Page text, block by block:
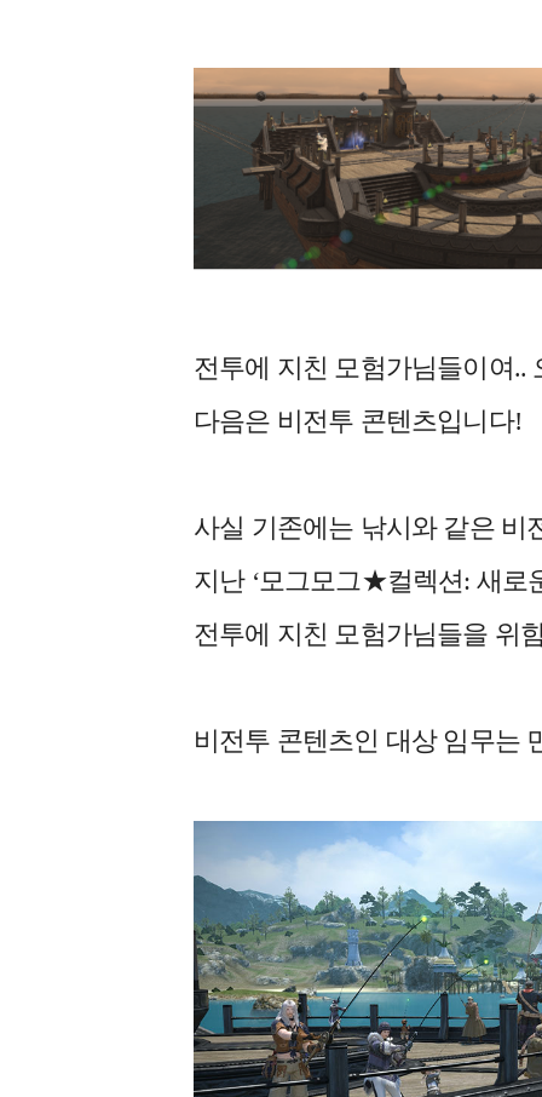
전투에 지친 모험가님들이여..
다음은 비전투 콘텐츠입니다!
사실 기존에는 낚시와 같은 비
지난 ‘모그모그★컬렉션: 새로
전투에 지친 모험가님들을 위
비전투 콘텐츠인 대상 임무는